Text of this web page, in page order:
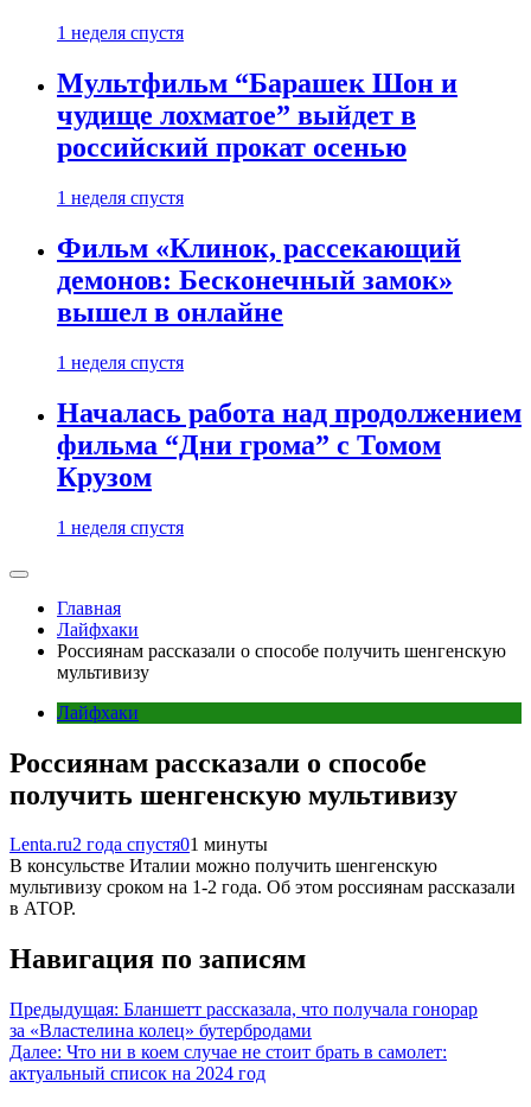
1 неделя спустя
Мультфильм “Барашек Шон и
чудище лохматое” выйдет в
российский прокат осенью
1 неделя спустя
Фильм «Клинок, рассекающий
демонов: Бесконечный замок»
вышел в онлайне
1 неделя спустя
Началась работа над продолжением
фильма “Дни грома” с Томом
Крузом
1 неделя спустя
Главная
Лайфхаки
Россиянам рассказали о способе получить шенгенскую
мультивизу
Лайфхаки
Россиянам рассказали о способе
получить шенгенскую мультивизу
Lenta.ru2 года спустя01 минуты
В консульстве Италии можно получить шенгенскую
мультивизу сроком на 1-2 года. Об этом россиянам рассказали
в АТОР.
Навигация по записям
Предыдущая: Бланшетт рассказала, что получала гонорар
за «Властелина колец» бутербродами
Далее: Что ни в коем случае не стоит брать в самолет:
актуальный список на 2024 год